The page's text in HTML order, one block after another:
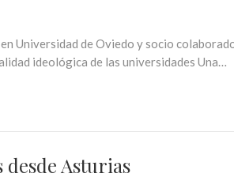
Universidad de Oviedo y socio
ideológica de las universidades Una…
desde Asturias